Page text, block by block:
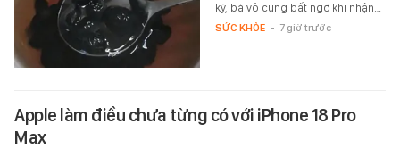
kỳ, bà vô cùng bất ngờ khi nhận…
SỨC KHỎE - 7 giờ trước
Apple làm điều chưa từng có với iPhone 18 Pro
Max